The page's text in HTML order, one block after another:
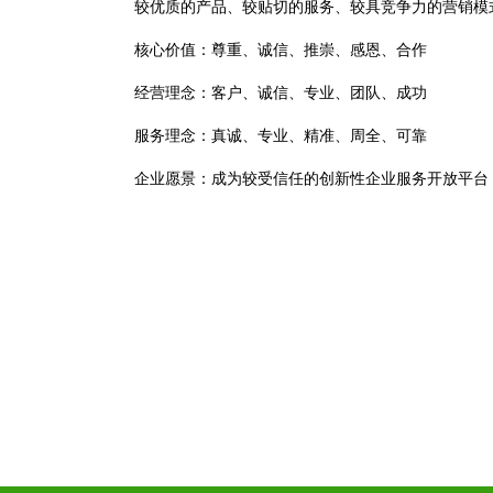
较优质的产品、较贴切的服务、较具竞争力的营销模
核心价值：尊重、诚信、推崇、感恩、合作
经营理念：客户、诚信、专业、团队、成功
服务理念：真诚、专业、精准、周全、可靠
企业愿景：成为较受信任的创新性企业服务开放平台